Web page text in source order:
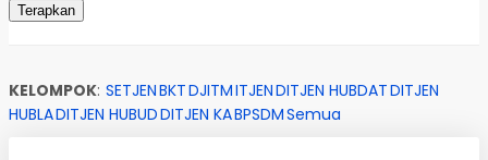
KELOMPOK: SETJENBKTDJITMITJENDITJEN HUBDATDITJEN
HUBLADITJEN HUBUDDITJEN KABPSDMSemua